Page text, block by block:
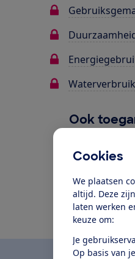
Cookies
We plaatsen
altijd. Deze
laten werken
keuze om:
Je
Op basis van
Waterverbruik
Ook